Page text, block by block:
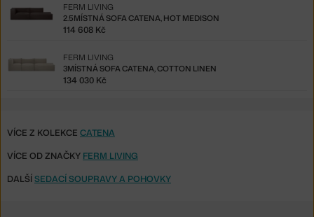
2.5MÍSTNÁ SOFA CATENA, HOT MEDISON
FERM LIVING
114 608 Kč
3MÍSTNÁ SOFA CATENA, COTTON LINEN
FERM LIVING
134 030 Kč
VÍCE Z KOLEKCE CATENA
VÍCE OD ZNAČKY FERM LIVING
DALŠÍSEDACÍ SOUPRAVY A POHOVKY